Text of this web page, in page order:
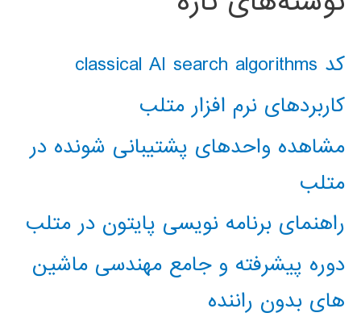
کد classical AI search algorithms
کاربردهای نرم افزار متلب
مشاهده واحدهای پشتیبانی شونده در
متلب
راهنمای برنامه نویسی پایتون در متلب
دوره پیشرفته و جامع مهندسی ماشین
های بدون راننده